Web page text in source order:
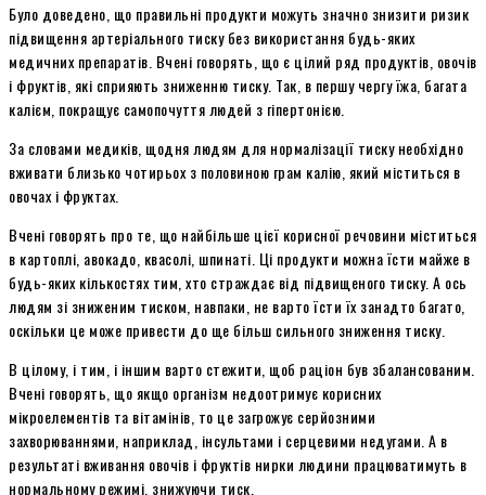
Було доведено, що правильні продукти можуть значно знизити ризик
підвищення артеріального тиску без використання будь-яких
медичних препаратів. Вчені говорять, що є цілий ряд продуктів, овочів
і фруктів, які сприяють зниженню тиску. Так, в першу чергу їжа, багата
калієм, покращує самопочуття людей з гіпертонією.
За словами медиків, щодня людям для нормалізації тиску необхідно
вживати близько чотирьох з половиною грам калію, який міститься в
овочах і фруктах.
Вчені говорять про те, що найбільше цієї корисної речовини міститься
в картоплі, авокадо, квасолі, шпинаті. Ці продукти можна їсти майже в
будь-яких кількостях тим, хто страждає від підвищеного тиску. А ось
людям зі зниженим тиском, навпаки, не варто їсти їх занадто багато,
оскільки це може привести до ще більш сильного зниження тиску.
В цілому, і тим, і іншим варто стежити, щоб раціон був збалансованим.
Вчені говорять, що якщо організм недоотримує корисних
мікроелементів та вітамінів, то це загрожує серйозними
захворюваннями, наприклад, інсультами і серцевими недугами. А в
результаті вживання овочів і фруктів нирки людини працюватимуть в
нормальному режимі, знижуючи тиск.